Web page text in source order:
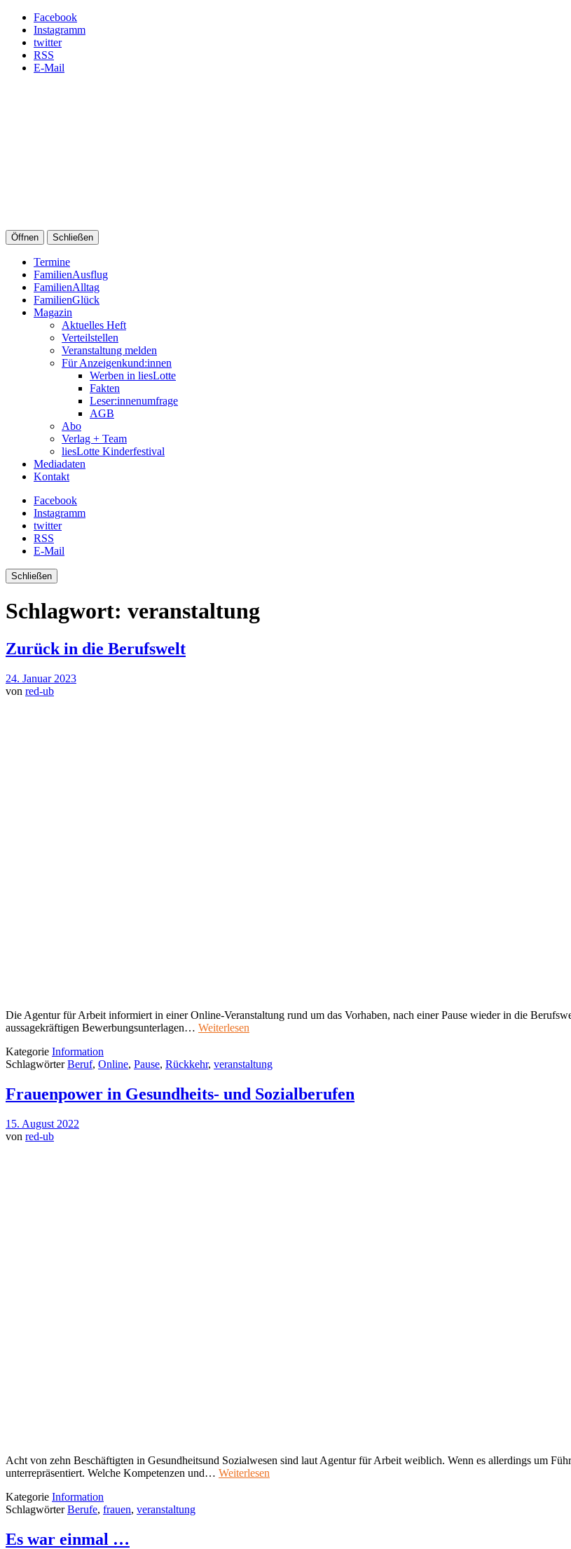
Facebook
Instagramm
twitter
RSS
E-Mail
Öffnen Schließen
Termine
FamilienAusflug
FamilienAlltag
FamilienGlück
Magazin
Aktuelles Heft
Verteilstellen
Veranstaltung melden
Für Anzeigenkund:innen
Werben in liesLotte
Fakten
Leser:innenumfrage
AGB
Abo
Verlag + Team
liesLotte Kinderfestival
Mediadaten
Kontakt
Facebook
Instagramm
twitter
RSS
E-Mail
Schließen
Schlagwort: veranstaltung
Zurück in die Berufswelt
24. Januar 2023
von red-ub
Die Agentur für Arbeit informiert in einer Online-Veranstaltung rund um das Vorhaben, nach einer Pause wieder in die
aussagekräftigen Bewerbungsunterlagen… Weiterlesen
Kategorie Information
SchlagwörterBeruf, Online, Pause, Rückkehr, veranstaltung
Frauenpower in Gesundheits- und Sozialberufen
15. August 2022
von red-ub
Acht von zehn Beschäftigten in Gesundheitsund Sozialwesen sind laut Agentur für Arbeit weiblich. Wenn es allerdings um
unterrepräsentiert. Welche Kompetenzen und… Weiterlesen
Kategorie Information
SchlagwörterBerufe, frauen, veranstaltung
Es war einmal …